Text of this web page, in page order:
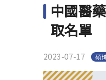
中國醫
取名單
2023-07-17 碩